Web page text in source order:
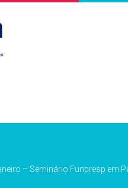
– Seminário Funpresp em